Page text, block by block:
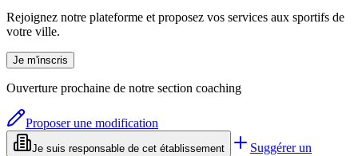
Rejoignez notre plateforme et proposez vos services aux sportifs de
votre ville.
Je m'inscris
Ouverture prochaine de notre section coaching
Proposer une modification
Je suis responsable de cet établissement
Suggérer un